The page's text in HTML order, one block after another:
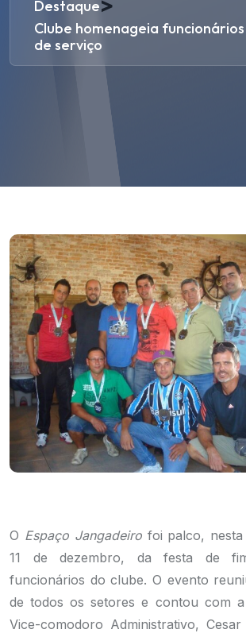
Destaque
Clube homenageia
de serviço
O Espaço Jangadeirofoi palco, nesta
11 de dezembro, da festa de
funcionários do clube. O evento
de todos os setores e contou com
Vice-comodoro Administrativo,